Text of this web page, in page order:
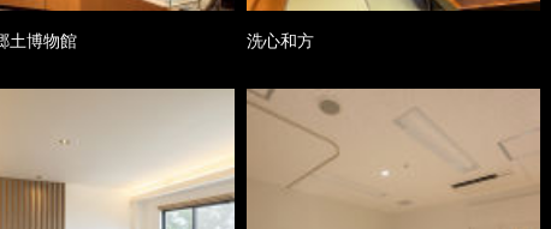
土博物館 洗心和方